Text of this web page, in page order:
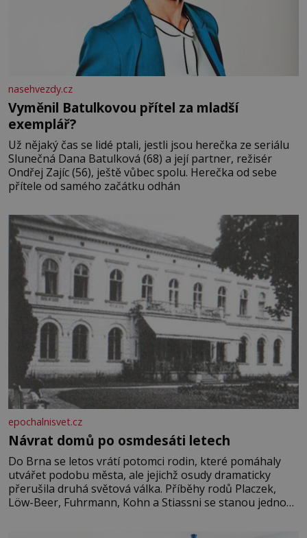
nasehvezdy.cz
Vyměnil Batulkovou přítel za mladší
exemplář?
Už nějaký čas se lidé ptali, jestli jsou herečka ze seriálu
Slunečná Dana Batulková (68) a její partner, režisér
Ondřej Zajíc (56), ještě vůbec spolu. Herečka od sebe
přítele od samého začátku odhán
epochalnisvet.cz
Návrat domů po osmdesáti letech
Do Brna se letos vrátí potomci rodin, které pomáhaly
utvářet podobu města, ale jejichž osudy dramaticky
přerušila druhá světová válka. Příběhy rodů Placzek,
Löw-Beer, Fuhrmann, Kohn a Stiassni se stanou jednou